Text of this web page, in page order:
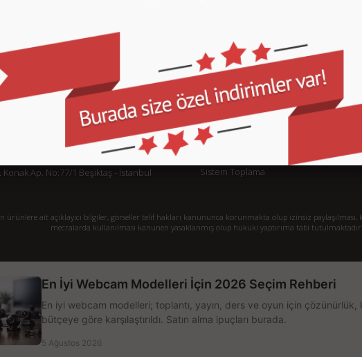
Ap. No:77/1 Beşiktaş - İstanbul
KURUMSAL
İletişim
Sipariş Takibi
Gizlilik ve Kullanım Şartları
Kargo ve Taşıma Bilgileri
Sistem Toplama
ait açıklayıcı bilgiler, görseller telif hakları kanununca korunmakta olup izinsiz paylaşılması,
mecralarda kullanılması kanunen yasaklanmış olup hukuki yaptırıma tabi tutulmaktadır.
En İyi Webcam Modelleri İçin 2026 Seçim Rehberi
En iyi webcam modelleri; toplantı, yayın, ders ve oyun için çözünürlük,
bütçeye göre karşılaştırıldı. Satın alma ipuçları burada.
5 Ağustos 2026